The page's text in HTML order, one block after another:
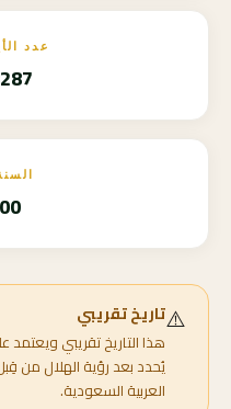
عدد
⚠️تاريخ تقريبي
هذا التاريخ تقريبي ويعتمد
يُحدد بعد رؤية الهلال من
العربية السعودية.